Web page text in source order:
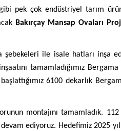
pek çok endüstriyel tarım
Bakırçay Mansap Ovaları
ile isale hatları inşa
tamamladığımız
6100 dekarlık
montajını tamamladık. 112
ediyoruz. Hedefimiz 2025